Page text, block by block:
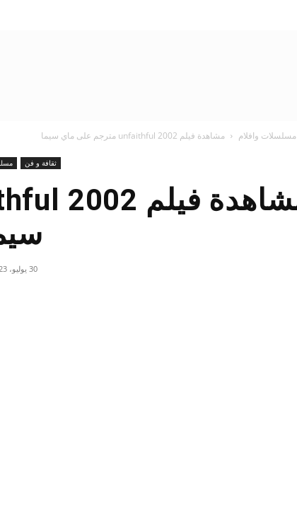
مسلسلات وافلام مشاهدة فيلم unfaithful 2002 مترجم على ماي سيما
ثقافة و فن
30 يوليو، 2023